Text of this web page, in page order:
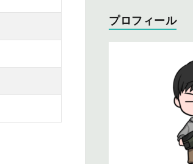
プロフィール